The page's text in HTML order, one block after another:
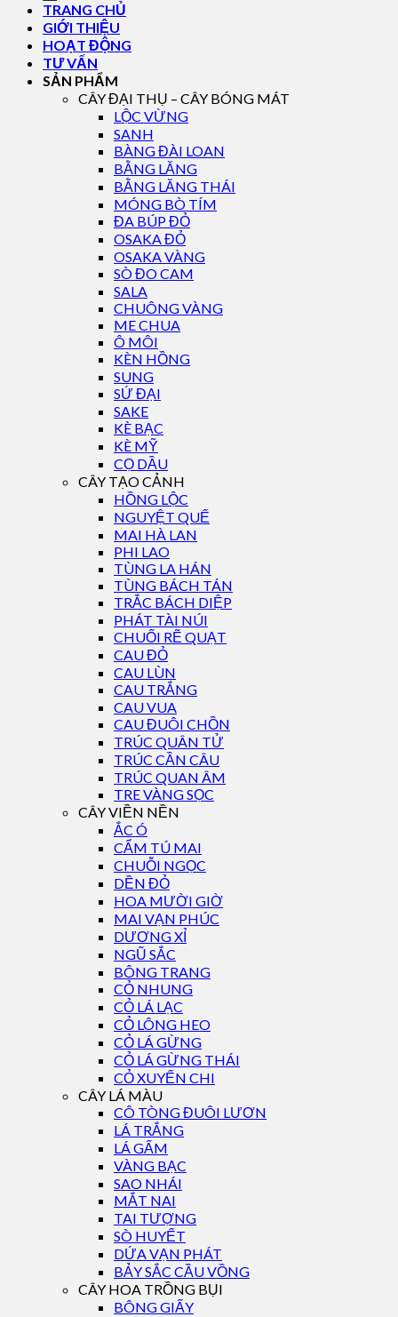
TRANG CHỦ
GIỚI THIỆU
HOẠT ĐỘNG
TƯ VẤN
SẢN PHẨM
CÂY ĐẠI THỤ – CÂY BÓNG MÁT
LỘC VỪNG
SANH
BÀNG ĐÀI LOAN
BẰNG LĂNG
BẰNG LĂNG THÁI
MÓNG BÒ TÍM
ĐA BÚP ĐỎ
OSAKA ĐỎ
OSAKA VÀNG
SÒ ĐO CAM
SALA
CHUÔNG VÀNG
ME CHUA
Ô MÔI
KÈN HỒNG
SUNG
SỨ ĐẠI
SAKE
KÈ BẠC
KÈ MỸ
CỌ DẦU
CÂY TẠO CẢNH
HỒNG LỘC
NGUYỆT QUẾ
MAI HÀ LAN
PHI LAO
TÙNG LA HÁN
TÙNG BÁCH TÁN
TRẮC BÁCH DIỆP
PHÁT TÀI NÚI
CHUỐI RẼ QUẠT
CAU ĐỎ
CAU LÙN
CAU TRẮNG
CAU VUA
CAU ĐUÔI CHỒN
TRÚC QUÂN TỬ
TRÚC CẦN CÂU
TRÚC QUAN ÂM
TRE VÀNG SỌC
CÂY VIỀN NỀN
ẮC Ó
CẨM TÚ MAI
CHUỖI NGỌC
DỀN ĐỎ
HOA MƯỜI GIỜ
MAI VẠN PHÚC
DƯƠNG XỈ
NGŨ SẮC
BÔNG TRANG
CỎ NHUNG
CỎ LÁ LẠC
CỎ LÔNG HEO
CỎ LÁ GỪNG
CỎ LÁ GỪNG THÁI
CỎ XUYẾN CHI
CÂY LÁ MÀU
CÔ TÒNG ĐUÔI LƯƠN
LÁ TRẮNG
LÁ GẤM
VÀNG BẠC
SAO NHÁI
MẮT NAI
TAI TƯỢNG
SÒ HUYẾT
DỨA VẠN PHÁT
BẢY SẮC CẦU VỒNG
CÂY HOA TRỒNG BỤI
BÔNG GIẤY